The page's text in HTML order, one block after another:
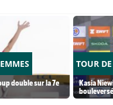
double sur la 7e
TOUR
Kasia